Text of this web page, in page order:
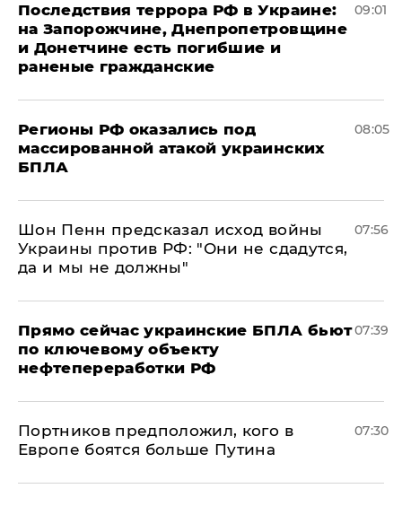
Последствия террора РФ в Украине:
на Запорожчине, Днепропетровщине
и Донетчине есть погибшие и
раненые гражданские
09:01
Регионы РФ оказались под
массированной атакой украинских
БПЛА
08:05
Шон Пенн предсказал исход войны
Украины против РФ: "Они не сдадутся,
да и мы не должны"
07:56
Прямо сейчас украинские БПЛА бьют
по ключевому объекту
нефтепереработки РФ
07:39
Портников предположил, кого в
Европе боятся больше Путина
07:30